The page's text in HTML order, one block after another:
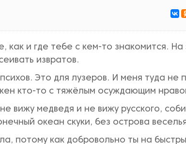
как и где тебе с кем-то знакомится. На
извратов.
Это для лузеров. И меня туда не
кто-то с тяжёлым осуждающим
вижу медведя и не вижу русского,
океан скуки, без острова
потому как добровольно ты на